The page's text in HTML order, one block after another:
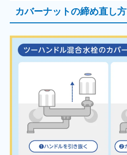
カバーナットの締め直し方